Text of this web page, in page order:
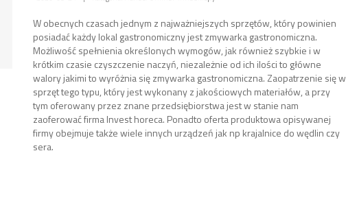
W obecnych czasach jednym z najważniejszych sprzętów, który powinien
posiadać każdy lokal gastronomiczny jest zmywarka gastronomiczna.
Możliwość spełnienia określonych wymogów, jak również szybkie i w
krótkim czasie czyszczenie naczyń, niezależnie od ich ilości to główne
walory jakimi to wyróżnia się zmywarka gastronomiczna. Zaopatrzenie się w
sprzęt tego typu, który jest wykonany z jakościowych materiałów, a przy
tym oferowany przez znane przedsiębiorstwa jest w stanie nam
zaoferować firma Invest horeca. Ponadto oferta produktowa opisywanej
firmy obejmuje także wiele innych urządzeń jak np krajalnice do wędlin czy
sera.